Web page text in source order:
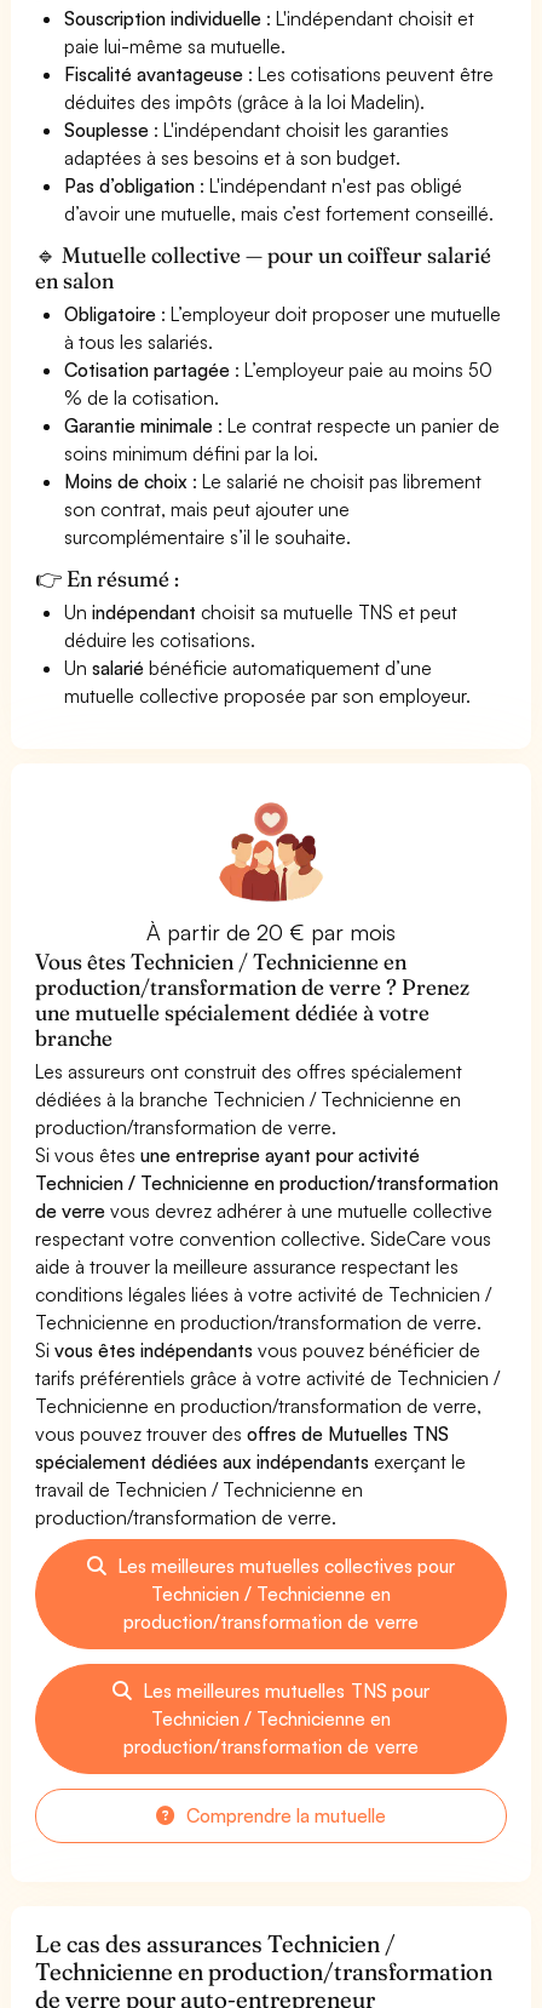
Souscription individuelle : L'indépendant choisit et
paie lui-même sa mutuelle.
Fiscalité avantageuse : Les cotisations peuvent être
déduites des impôts (grâce à la loi Madelin).
Souplesse : L'indépendant choisit les garanties
adaptées à ses besoins et à son budget.
Pas d’obligation : L'indépendant n'est pas obligé
d’avoir une mutuelle, mais c’est fortement conseillé.
🔹 Mutuelle collective — pour un coiffeur salarié
en salon
Obligatoire : L’employeur doit proposer une mutuelle
à tous les salariés.
Cotisation partagée : L’employeur paie au moins 50
% de la cotisation.
Garantie minimale : Le contrat respecte un panier de
soins minimum défini par la loi.
Moins de choix : Le salarié ne choisit pas librement
son contrat, mais peut ajouter une
surcomplémentaire s’il le souhaite.
👉 En résumé :
Unindépendant choisit sa mutuelle TNS et peut
déduire les cotisations.
Unsalarié bénéficie automatiquement d’une
mutuelle collective proposée par son employeur.
À partir de 20 € par mois
Vous êtes Technicien / Technicienne en
production/transformation de verre ? Prenez
une mutuelle spécialement dédiée à votre
branche
Les assureurs ont construit des offres spécialement
dédiées à la branche Technicien / Technicienne en
production/transformation de verre.
Si vous êtesune entreprise ayant pour activité
Technicien / Technicienne en production/transformation
de verre vous devrez adhérer à une mutuelle collective
respectant votre convention collective. SideCare vous
aide à trouver la meilleure assurance respectant les
conditions légales liées à votre activité de Technicien /
Technicienne en production/transformation de verre.
Sivous êtes indépendants vous pouvez bénéficier de
tarifs préférentiels grâce à votre activité de Technicien /
Technicienne en production/transformation de verre,
vous pouvez trouver desoffres de Mutuelles TNS
spécialement dédiées aux indépendants exerçant le
travail de Technicien / Technicienne en
production/transformation de verre.
Les meilleures mutuelles collectives pour
Technicien / Technicienne en
production/transformation de verre
Les meilleures mutuelles TNS pour
Technicien / Technicienne en
production/transformation de verre
Comprendre la mutuelle
Le cas des assurances Technicien /
Technicienne en production/transformation
de verre pour auto-entrepreneur